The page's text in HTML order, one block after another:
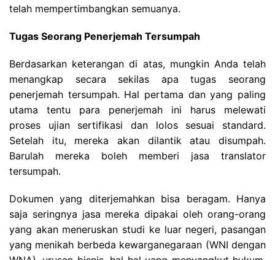
telah mempertimbangkan semuanya.
Tugas Seorang Penerjemah Tersumpah
Berdasarkan keterangan di atas, mungkin Anda telah
menangkap secara sekilas apa tugas seorang
penerjemah tersumpah. Hal pertama dan yang paling
utama tentu para penerjemah ini harus melewati
proses ujian sertifikasi dan lolos sesuai standard.
Setelah itu, mereka akan dilantik atau disumpah.
Barulah mereka boleh memberi jasa translator
tersumpah.
Dokumen yang diterjemahkan bisa beragam. Hanya
saja seringnya jasa mereka dipakai oleh orang-orang
yang akan meneruskan studi ke luar negeri, pasangan
yang menikah berbeda kewarganegaraan (WNI dengan